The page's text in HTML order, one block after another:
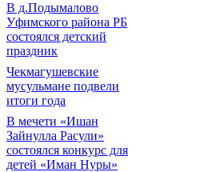
В д.Подымалово
Уфимского района РБ
состоялся детский
праздник
Чекмагушевские
мусульмане подвели
итоги года
В мечети «Ишан
Зайнулла Расули»
состоялся конкурс для
детей «Иман Нуры»